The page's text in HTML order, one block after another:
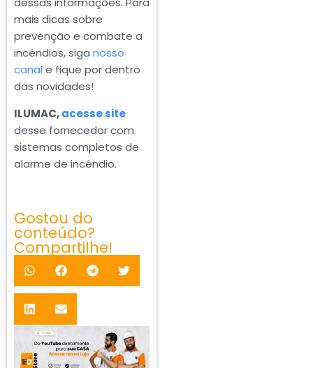
mais dicas sobre
prevenção e combate a
incêndios, siga nosso
canal e fique por dentro
das novidades!
ILUMAC,acesse site
desse fornecedor com
sistemas completos de
alarme de incêndio.
Gostou do
conteúdo?
Compartilhe!